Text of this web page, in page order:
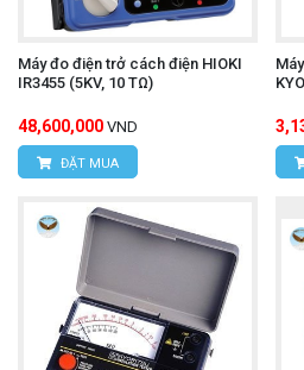
Máy đo điện trở cách điện HIOKI
IR3455 (5KV, 10 TΩ)
48,600,000 VND
ĐẶT MUA